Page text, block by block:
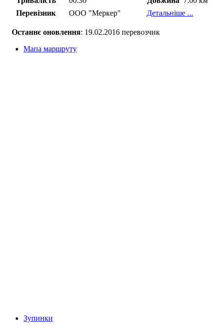
Перевізник
ООО "Меркер" Детальніше ...
Останнє оновлення: 19.02.2016 перевозчик
Мапа маршруту
Зупинки